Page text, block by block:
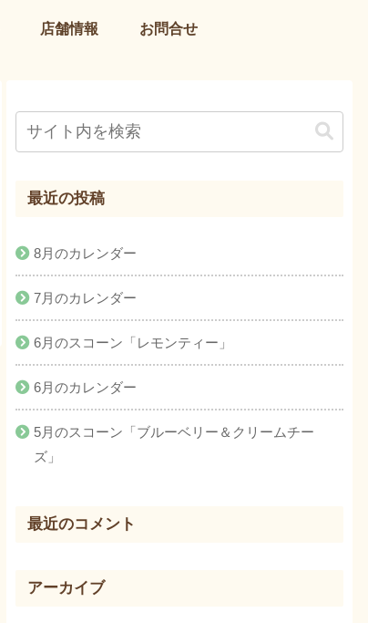
店舗情報 お問合せ
最近の投稿
8月のカレンダー
7月のカレンダー
6月のスコーン「レモンティー」
6月のカレンダー
5月のスコーン「ブルーベリー＆クリームチー
ズ」
最近のコメント
アーカイブ